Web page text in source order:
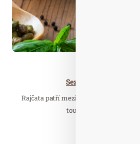
Sezóna rajčat v plném
Rajčata patří mezi oblíbenou zeleninu,
toužíte po tom, abyste si